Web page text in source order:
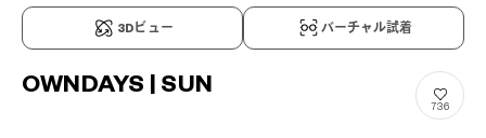
3Dビュー バーチャル試着
OWNDAYS | SUN
736